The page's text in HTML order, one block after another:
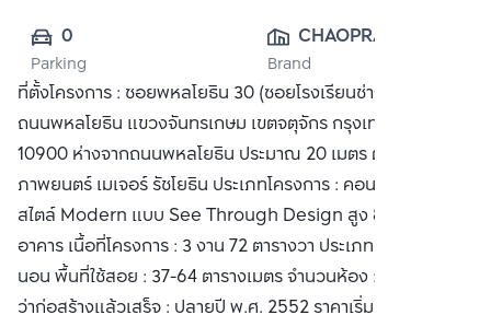
0
Parking
PUBLIC CO.,
LTD.
Brand
ที่ตั้งโครงการ : ซอยพหลโยธิน 30 (ซอยโรงเรียนช่างฝีมือทหาร)
ถนนพหลโยธิน แขวงจันทรเกษม เขตจตุจักร กรุงเทพมหานคร
10900 ห่างจากถนนพหลโยธิน ประมาณ 20 เมตร ตรงข้าม โรง
ภาพยนตร์ เมเจอร์ รัชโยธิน ประเภทโครงการ : คอนโดมิเนียม
สไตล์ Modern แบบ See Through Design สูง 8 ชั้น จำนวน 1
อาคาร เนื้อที่โครงการ : 3 งาน 72 ตารางวา ประเภทห้อง : 1 ห้อง
นอน พื้นที่ใช้สอย : 37-64 ตารางเมตร จำนวนห้อง : 79 ยูนิต คาด
ว่าก่อสร้างแล้วเสร็จ : ปลายปี พ.ศ. 2552 ราคาเริ่มต้น : 3.39